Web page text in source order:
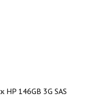
HP 146GB 3G SAS